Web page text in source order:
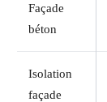
Façade
béton
Isolation
façade